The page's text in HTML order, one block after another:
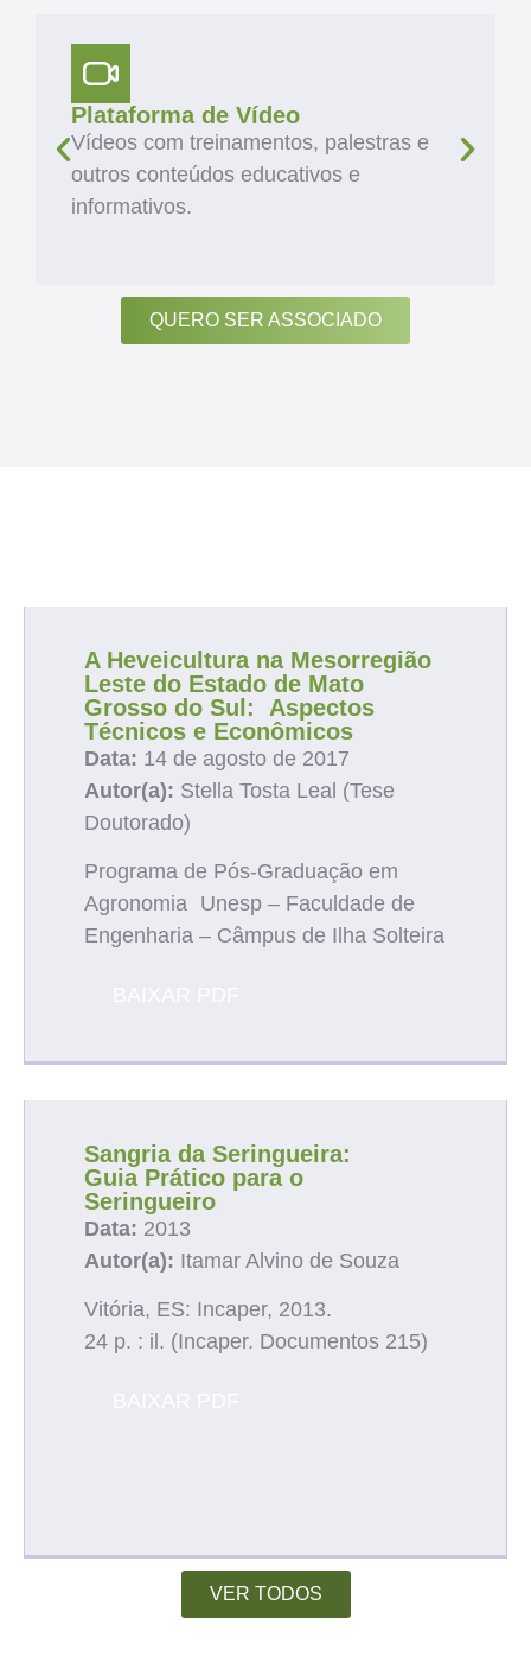
Plataforma de Vídeo
Vídeos com treinamentos, palestras e
outros conteúdos educativos e
informativos.
QUERO SER ASSOCIADO
A Heveicultura na Mesorregião
Leste do Estado de Mato
Grosso do Sul: Aspectos
Técnicos e Econômicos
Data: 14 de agosto de 2017
Autor(a): Stella Tosta Leal (Tese
Doutorado)
Programa de Pós-Graduação em
Agronomia Unesp – Faculdade de
Engenharia – Câmpus de Ilha Solteira
Sangria da Seringueira:
Guia Prático para o
Seringueiro
Data: 2013
Autor(a): Itamar Alvino de Souza
Vitória, ES: Incaper, 2013.
24 p. : il. (Incaper. Documentos 215)
VER TODOS